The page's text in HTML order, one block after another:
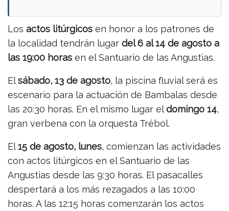
Los actos litúrgicos en honor a los patrones de
la localidad tendrán lugar del 6 al 14 de agosto a
las 19:00 horas en el Santuario de las Angustias.
Elsábado, 13 de agosto, la piscina fluvial será es
escenario para la actuación de Bambalas desde
las 20:30 horas. En el mismo lugar eldomingo 14,
gran verbena con la orquesta Trébol.
El15 de agosto, lunes, comienzan las actividades
con actos litúrgicos en el Santuario de las
Angustias desde las 9:30 horas. El pasacalles
despertará a los más rezagados a las 10:00
horas. A las 12:15 horas comenzarán los actos